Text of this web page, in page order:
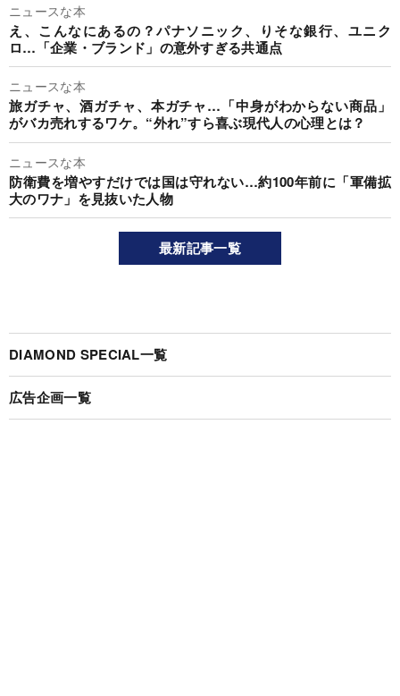
ニュースな本
え、こんなにあるの？パナソニック、りそな銀行、ユニク
ロ…「企業・ブランド」の意外すぎる共通点
ニュースな本
旅ガチャ、酒ガチャ、本ガチャ…「中身がわからない商品」
がバカ売れするワケ。“外れ”すら喜ぶ現代人の心理とは？
ニュースな本
防衛費を増やすだけでは国は守れない…約100年前に「軍備拡
大のワナ」を見抜いた人物
最新記事一覧
DIAMOND SPECIAL一覧
広告企画一覧